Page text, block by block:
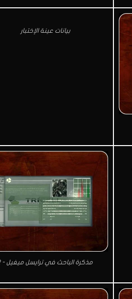
بيانات عينة الإختبار
مذكرة الباحث في ترايسل ميغيل - 2